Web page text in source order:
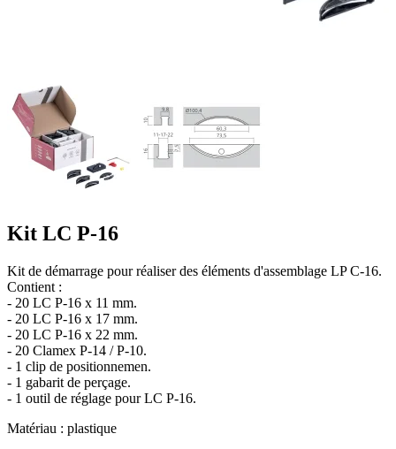
Kit LC P-16
Kit de démarrage pour réaliser des éléments d'assemblage LP C-16.
Contient :
- 20 LC P-16 x 11 mm.
- 20 LC P-16 x 17 mm.
- 20 LC P-16 x 22 mm.
- 20 Clamex P-14 / P-10.
- 1 clip de positionnemen.
- 1 gabarit de perçage.
- 1 outil de réglage pour LC P-16.
Matériau : plastique